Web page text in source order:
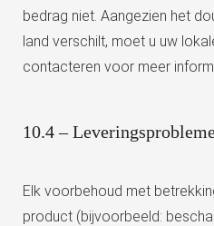
bedrag niet. Aangezien het
land verschilt, moet u uw
contacteren voor meer
10.4 –
Elk voorbehoud met
product (bijvoorbeeld: